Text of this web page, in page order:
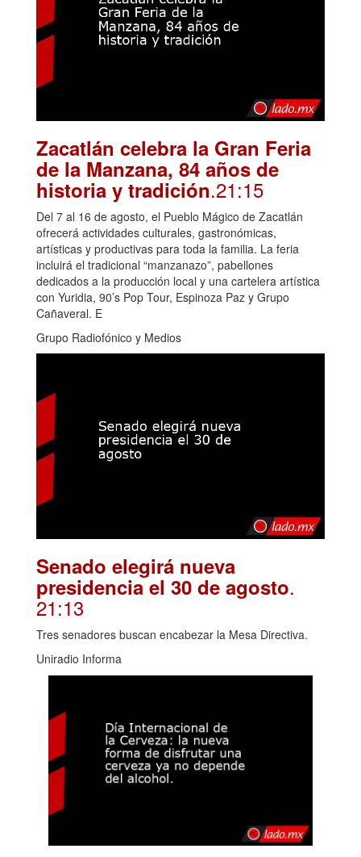
Zacatlán celebra la Gran Feria
de la Manzana, 84 años de
historia y tradición.21:15
Del 7 al 16 de agosto, el Pueblo Mágico de Zacatlán
ofrecerá actividades culturales, gastronómicas,
artísticas y productivas para toda la familia. La feria
incluirá el tradicional “manzanazo”, pabellones
dedicados a la producción local y una cartelera artística
con Yuridia, 90’s Pop Tour, Espinoza Paz y Grupo
Cañaveral. E
Grupo Radiofónico y Medios
Senado elegirá nueva
presidencia el 30 de agosto.
21:13
Tres senadores buscan encabezar la Mesa Directiva.
Uniradio Informa